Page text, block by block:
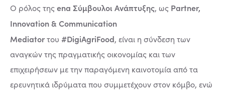
Ο ρόλος τηςena Σύμβουλοι Ανάπτυξης, ως Partner,
Innovation & Communication
Mediatorτου #DigiAgriFood, είναι η σύνδεση των
αναγκών της πραγματικής οικονομίας και των
επιχειρήσεων με την παραγόμενη καινοτομία από τα
ερευνητικά ιδρύματα που συμμετέχουν στον κόμβο, ενώ